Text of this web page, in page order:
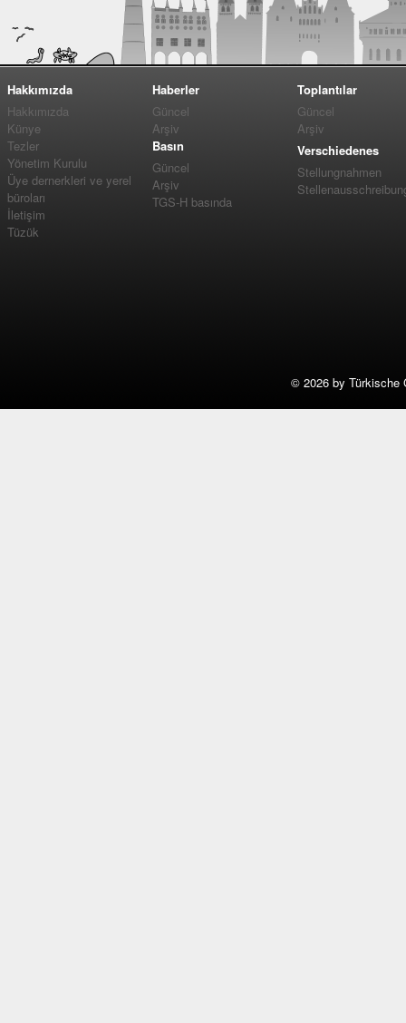
Hakkımızda
Hakkımızda
Künye
Tezler
Yönetim Kurulu
Üye dernerkleri ve yerel
büroları
İletişim
Tüzük
Haberler
Güncel
Arşiv
Basın
Güncel
Arşiv
TGS-H basında
Toplantılar
Güncel
Arşiv
Verschiedenes
Stellungnahmen
© 2026 by Türkische